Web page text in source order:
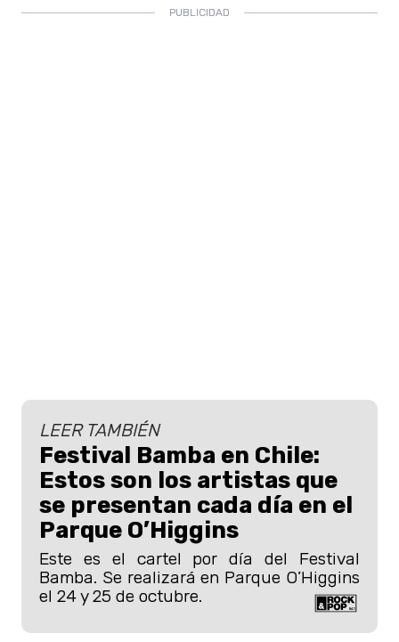
LEER TAMBIÉN
Festival Bamba en Chile:
Estos son los artistas que
se presentan cada día en el
Parque O’Higgins
Este es el cartel por día del Festival
Bamba. Se realizará en Parque O’Higgins
el 24 y 25 de octubre.